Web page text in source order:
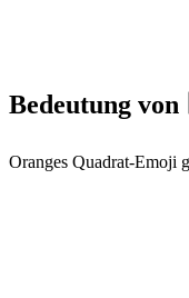
Bedeutung
Oranges Quadrat-Emoji